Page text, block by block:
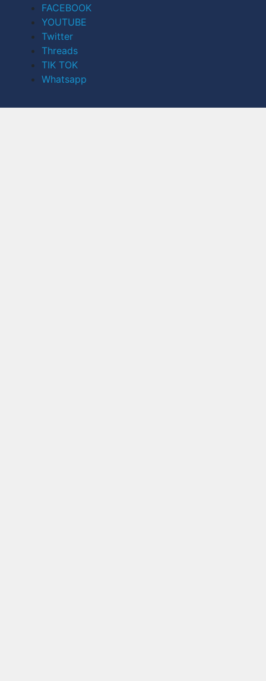
FACEBOOK
YOUTUBE
Twitter
Threads
TIK TOK
Whatsapp